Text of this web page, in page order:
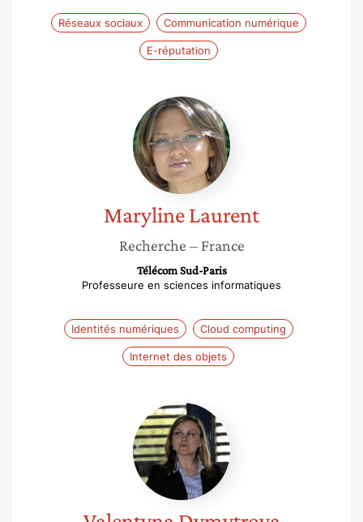
Réseaux sociaux Communication numérique
E-réputation
Maryline
Laurent
MarylineLaurent
Recherche – France
Télécom Sud-Paris
Professeure en sciences informatiques
Identités numériques Cloud computing
Internet des objets
Valentyna
Dymytrova